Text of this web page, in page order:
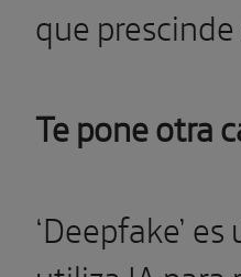
que
Te pone otra
‘Deepfake’